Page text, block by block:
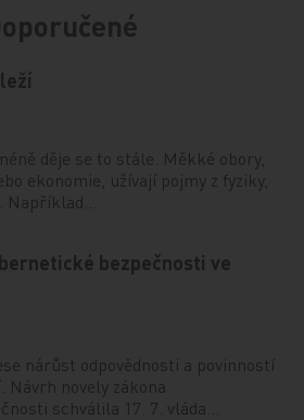
děje se to stále. Měkké obory,
ekonomie, užívají pojmy z fyziky,
Například…
bezpečnosti ve
nárůst odpovědnosti a povinností
Návrh novely zákona
schválila 17. 7. vláda…